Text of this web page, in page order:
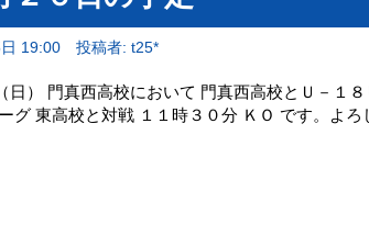
19:00 投稿者: t25*
日） 門真西高校において 門真西高校とＵ－１
グ 東高校と対戦 １１時３０分 ＫＯ です。よろ